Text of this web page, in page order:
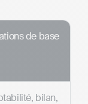
de base
bilan,